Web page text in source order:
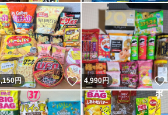
ね！
円 いいね！
4,990円